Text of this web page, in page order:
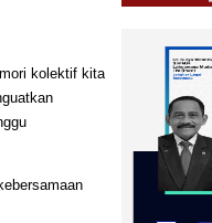
kolektif kita